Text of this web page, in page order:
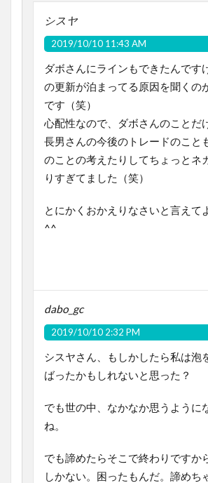
シスヤ
2019/10/10 11:43 AM
ダボさんにラインもできたんです
の更新が泊まってる原因を聞くの
です（笑）
心配性なので、ダボさんのことだ
長男さんの今後のトレードのこと
のことの考えたりしてちょっとネ
りすぎてました（笑）
とにかくおかえりなさいと言えて
^^
dabo_gc
2019/10/10 2:32 PM
シスヤさん、もしかしたら私は泡
ばったかもしれないと思った？
でも世の中、なかなか思うように
ね。
でも諦めたらそこで終わりですか
しかない。困ったもんだ。諦めち